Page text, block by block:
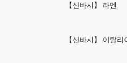
【신바시】 라멘
【신바시】 이탈리